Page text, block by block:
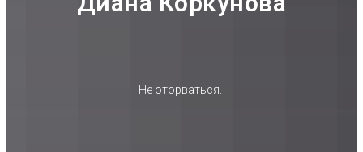
Не оторваться.